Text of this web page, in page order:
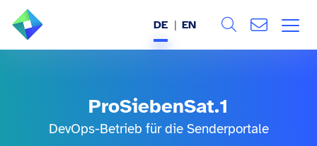
DE EN
ProSiebenSat.1
DevOps-Betrieb für die Senderportale